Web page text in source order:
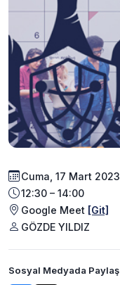
Cuma, 17 Mart 2023
12:30 – 14:00
Google Meet [Git]
GÖZDE YILDIZ
Sosyal Medyada Paylaş